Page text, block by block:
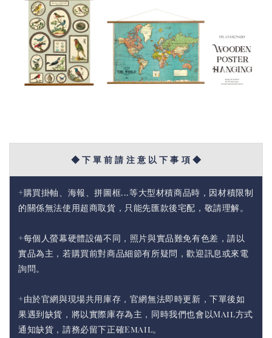
◆ 下 單 前 請 注 意 以 下 事 項 ◆
+購買掛軸、海報、拼圖框...等大型材積商品時，因材積限制
的關係無法使用超商取貨，只能先匯款後宅配，敬請理解。
+每個人螢幕硬體設備不同，照片與實品難免有色差，請以
實品為主，若購買前對商品細節有所疑問，歡迎訊息或來電
詢問。
+由於官網與現場共用庫存，官網無法即時更新，下單後如
果遇到缺貨，將以實際庫存為主，同時我們也會以Mail方式
通知缺貨，請務必留下正確Email。